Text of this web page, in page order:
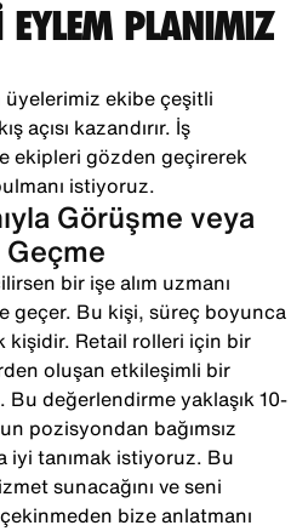
EYLEM PLANIMIZ
üyelerimiz ekibe çeşitli
açısı kazandırır. İş
ekipleri gözden geçirerek
istiyoruz.
Görüşme veya
bir işe alım uzmanı
geçer. Bu kişi, süreç boyunca
kişidir. Retail rolleri için bir
oluşan etkileşimli bir
değerlendirme yaklaşık 10-
pozisyondan bağımsız
iyi tanımak istiyoruz. Bu
sunacağını ve seni
bize anlatmanı